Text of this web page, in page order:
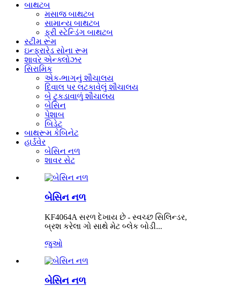
બાથટબ
મસાજ બાથટબ
સામાન્ય બાથટબ
ફ્રી સ્ટેન્ડિંગ બાથટબ
સ્ટીમ રૂમ
ઇન્ફ્રારેડ સોના રૂમ
શાવર એન્ક્લોઝર
સિરામિક
એક-ભાગનું શૌચાલય
દિવાલ પર લટકાવેલું શૌચાલય
બે ટુકડાવાળું શૌચાલય
બેસિન
પેશાબ
બિડેટ
બાથરૂમ કેબિનેટ
હાર્ડવેર
બેસિન નળ
શાવર સેટ
બેસિન નળ
KF4064A સરળ દેખાય છે - સ્વચ્છ સિલિન્ડર,
બ્રશ કરેલા ગો સાથે મેટ બ્લેક બોડી...
જુઓ
બેસિન નળ